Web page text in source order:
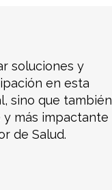
soluciones y
en esta
sino que también
más impactante
de Salud.